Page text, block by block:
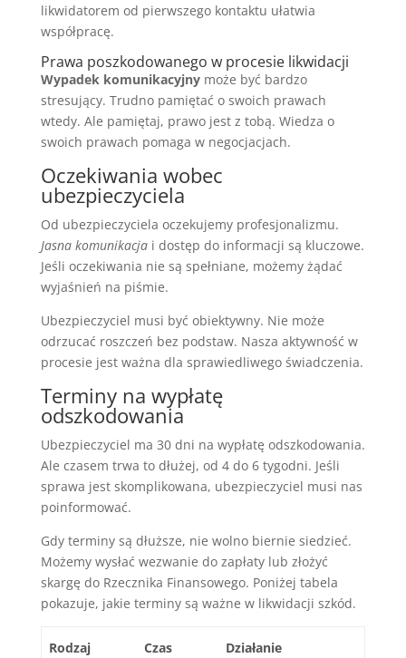
likwidatorem od pierwszego kontaktu ułatwia
współpracę.
Prawa poszkodowanego w procesie likwidacji
Wypadek komunikacyjnymoże być bardzo
stresujący. Trudno pamiętać o swoich prawach
wtedy. Ale pamiętaj, prawo jest z tobą. Wiedza o
swoich prawach pomaga w negocjacjach.
Oczekiwania wobec
ubezpieczyciela
Od ubezpieczyciela oczekujemy profesjonalizmu.
Jasna komunikacjai dostęp do informacji są kluczowe.
Jeśli oczekiwania nie są spełniane, możemy żądać
wyjaśnień na piśmie.
Ubezpieczyciel musi być obiektywny. Nie może
odrzucać roszczeń bez podstaw. Nasza aktywność w
procesie jest ważna dla sprawiedliwego świadczenia.
Terminy na wypłatę
odszkodowania
Ubezpieczyciel ma 30 dni na wypłatę odszkodowania.
Ale czasem trwa to dłużej, od 4 do 6 tygodni. Jeśli
sprawa jest skomplikowana, ubezpieczyciel musi nas
poinformować.
Gdy terminy są dłuższe, nie wolno biernie siedzieć.
Możemy wysłać wezwanie do zapłaty lub złożyć
skargę do Rzecznika Finansowego. Poniżej tabela
pokazuje, jakie terminy są ważne w likwidacji szkód.
Rodzaj
Czas
Działanie